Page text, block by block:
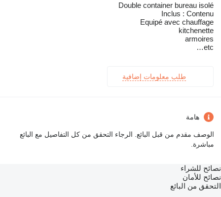
Double container bureau isolé
Inclus : Contenu
Equipé avec chauffage
kitchenette
armoires
etc…
طلب معلومات إضافية
هامة
الوصف مقدم من قبل البائع. الرجاء التحقق من كل التفاصيل مع البائع
مباشرة.
نصائح للشراء
نصائح للأمان
التحقق من البائع